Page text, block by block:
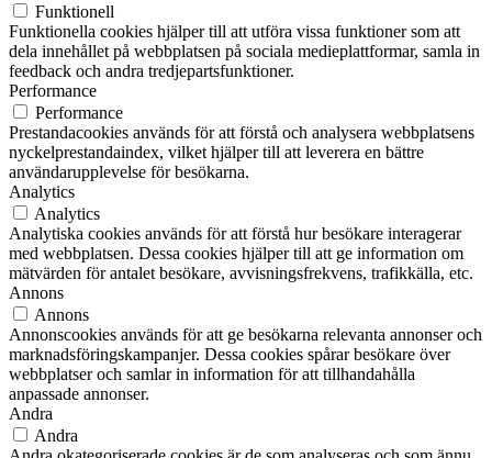
Funktionell
Funktionella cookies hjälper till att utföra vissa funktioner som att
dela innehållet på webbplatsen på sociala medieplattformar, samla in
feedback och andra tredjepartsfunktioner.
Performance
Performance
Prestandacookies används för att förstå och analysera webbplatsens
nyckelprestandaindex, vilket hjälper till att leverera en bättre
användarupplevelse för besökarna.
Analytics
Analytics
Analytiska cookies används för att förstå hur besökare interagerar
med webbplatsen. Dessa cookies hjälper till att ge information om
mätvärden för antalet besökare, avvisningsfrekvens, trafikkälla, etc.
Annons
Annons
Annonscookies används för att ge besökarna relevanta annonser och
marknadsföringskampanjer. Dessa cookies spårar besökare över
webbplatser och samlar in information för att tillhandahålla
anpassade annonser.
Andra
Andra